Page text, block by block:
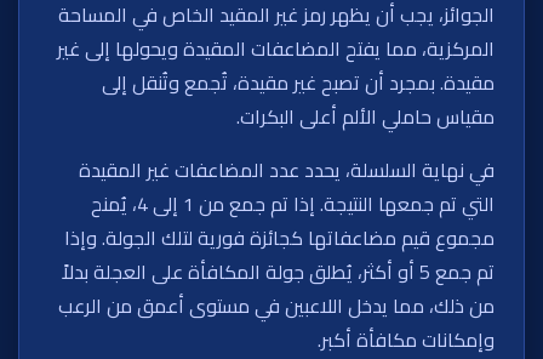
الجوائز، يجب أن يظهر رمز غير المقيد الخاص في المساحة
المركزية، مما يفتح المضاعفات المقيدة ويحولها إلى غير
مقيدة. بمجرد أن تصبح غير مقيدة، تُجمع وتُنقل إلى
مقياس حاملي الألم أعلى البكرات.
في نهاية السلسلة، يحدد عدد المضاعفات غير المقيدة
التي تم جمعها النتيجة. إذا تم جمع من 1 إلى 4، يُمنح
مجموع قيم مضاعفاتها كجائزة فورية لتلك الجولة. وإذا
تم جمع 5 أو أكثر، يُطلق جولة المكافأة على العجلة بدلاً
من ذلك، مما يدخل اللاعبين في مستوى أعمق من الرعب
وإمكانات مكافأة أكبر.